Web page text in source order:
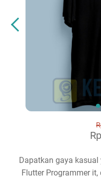
Dapatkan gaya kasual
Flutter Programmer